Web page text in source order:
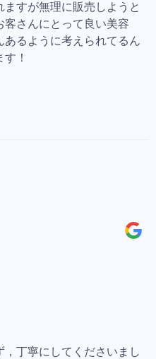
すが無理に販売しようと
客さんにとって良い美容
るように考えられてるん
！
丁寧にしてくださいまし